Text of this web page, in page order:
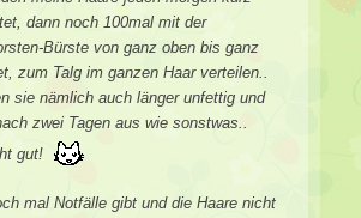
dann noch 100mal mit der
Bürste von ganz oben bis ganz
zum Talg im ganzen Haar verteilen..
sie nämlich auch länger unfettig und
zwei Tagen aus wie sonstwas..
gut!
mal Notfälle gibt und die Haare nicht